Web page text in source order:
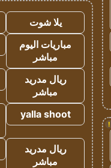
!
يلا شوت
مباريات اليوم
مباشر
ريال مدريد
مباشر
yalla shoot
ريال مدريد
مباشر